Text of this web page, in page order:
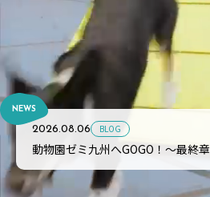
NEWS
2026.08.06 BLOG
動物園ゼミ九州へGOGO！～最終章